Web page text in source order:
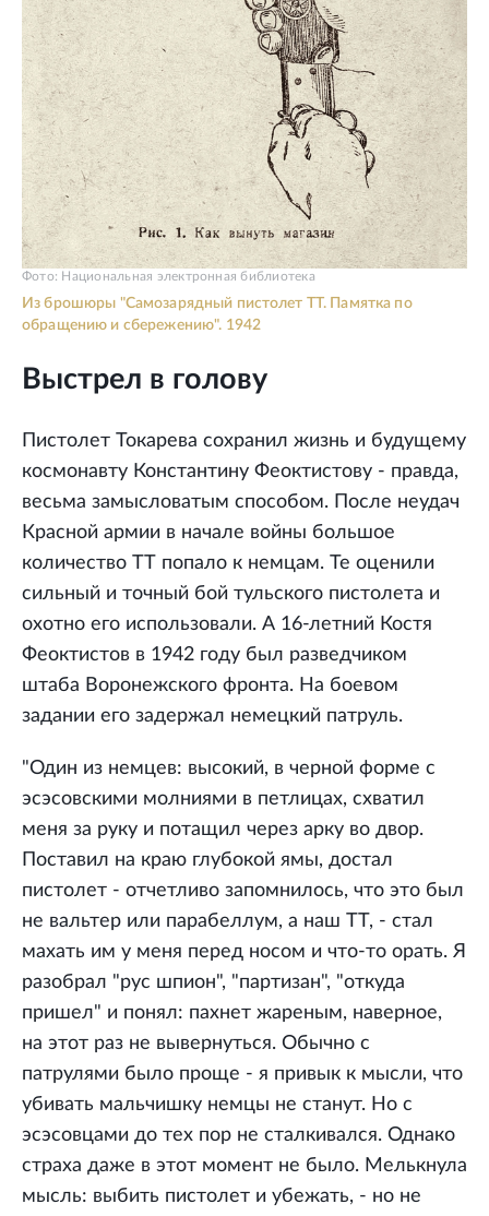
Из брошюры "Самозарядный пистолет ТТ. Памятка по
обращению и сбережению". 1942
Фото: Национальная электронная библиотека
Выстрел в голову
Пистолет Токарева сохранил жизнь и будущему
космонавту Константину Феоктистову - правда,
весьма замысловатым способом. После неудач
Красной армии в начале войны большое
количество ТТ попало к немцам. Те оценили
сильный и точный бой тульского пистолета и
охотно его использовали. А 16-летний Костя
Феоктистов в 1942 году был разведчиком
штаба Воронежского фронта. На боевом
задании его задержал немецкий патруль.
"Один из немцев: высокий, в черной форме с
эсэсовскими молниями в петлицах, схватил
меня за руку и потащил через арку во двор.
Поставил на краю глубокой ямы, достал
пистолет - отчетливо запомнилось, что это был
не вальтер или парабеллум, а наш ТТ, - стал
махать им у меня перед носом и что-то орать. Я
разобрал "рус шпион", "партизан", "откуда
пришел" и понял: пахнет жареным, наверное,
на этот раз не вывернуться. Обычно с
патрулями было проще - я привык к мысли, что
убивать мальчишку немцы не станут. Но с
эсэсовцами до тех пор не сталкивался. Однако
страха даже в этот момент не было. Мелькнула
мысль: выбить пистолет и убежать, - но не